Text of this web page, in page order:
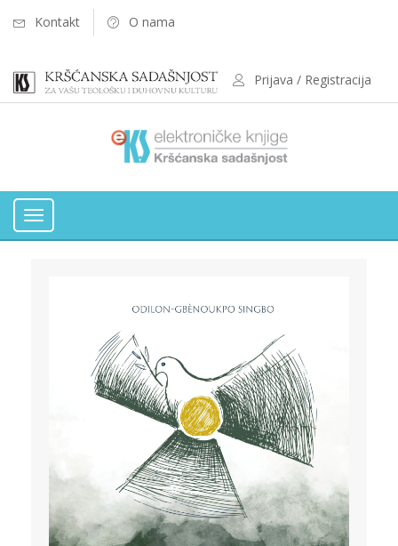
Kontakt O nama
Prijava / Registracija
Toggle